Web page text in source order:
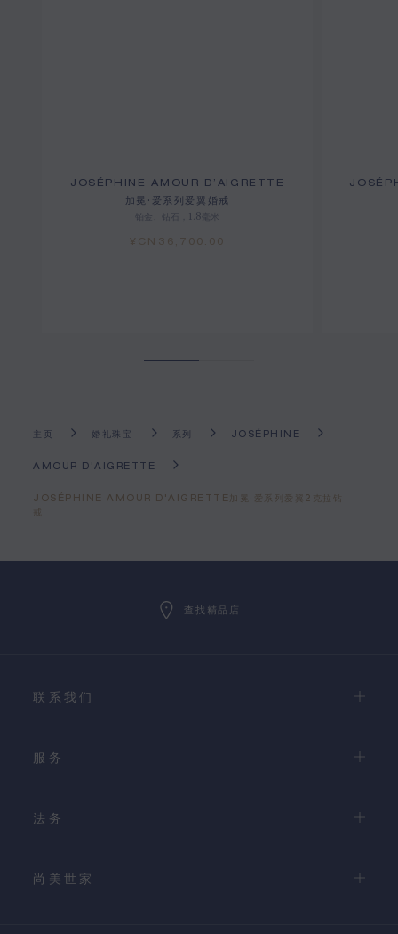
JOSÉPHINE AMOUR D’AIGRETTE
加冕·爱系列爱翼婚戒
铂金、钻石，1.8毫米
¥CN36,700.00
主页 婚礼珠宝 系列 JOSÉPHINE
AMOUR D'AIGRETTE
JOSÉPHINE AMOUR D'AIGRETTE加冕·爱系列爱翼2克拉钻
戒
查找精品店
联系我们
服务
法务
尚美世家